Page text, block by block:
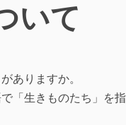
いて
ありますか。
「生きものたち」を